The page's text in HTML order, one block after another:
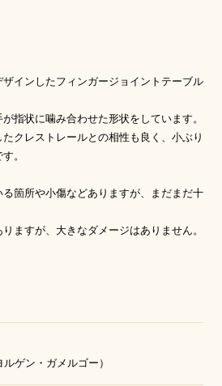
インしたフィンガージョイントテーブル
指状に噛み合わせた形状をしています。
クレストレールとの相性も良く、小ぶり
。
箇所や小傷などありますが、まだまだ十
ますが、大きなダメージはありません。
ゲン・ガメルゴー）